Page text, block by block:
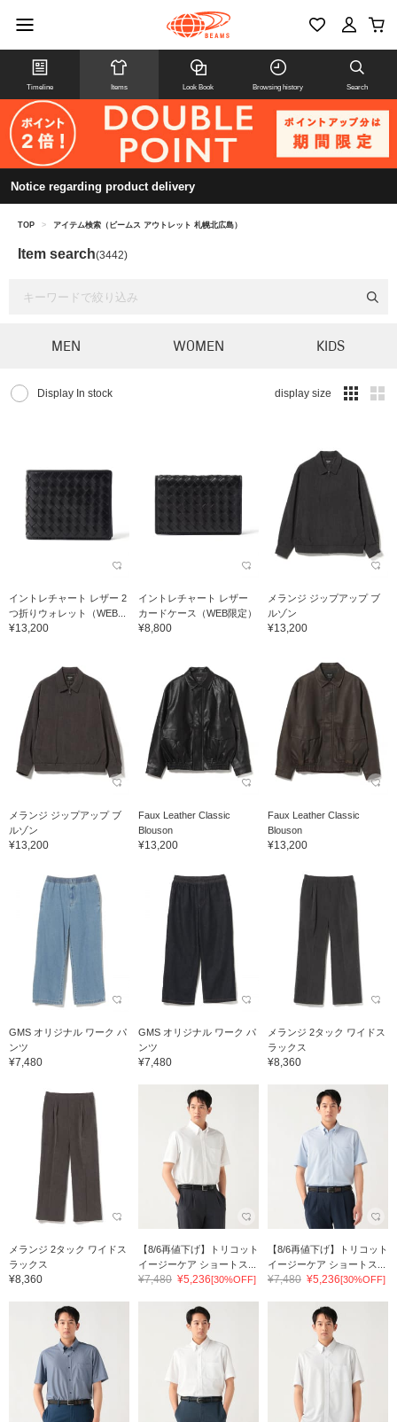
Timeline Items Look Book Browsing history Search
Notice regarding product delivery
TOP > アイテム検索（ビームス アウトレット 札幌北広島）
Item search(3442)
MEN WOMEN KIDS
Display In stock display size
イントレチャート レザー 2
つ折りウォレット（WEB...
¥13,200
イントレチャート レザー
カードケース（WEB限定）
¥8,800
メランジ ジップアップ ブ
ルゾン
¥13,200
メランジ ジップアップ ブ
ルゾン
¥13,200
Faux Leather Classic
Blouson
¥13,200
Faux Leather Classic
Blouson
¥13,200
GMS オリジナル ワーク パ
ンツ
¥7,480
GMS オリジナル ワーク パ
ンツ
¥7,480
メランジ 2タック ワイドス
ラックス
¥8,360
メランジ 2タック ワイドス
ラックス
¥8,360
【8/6再値下げ】トリコット
イージーケア ショートス...
¥7,480 ¥5,236[30%OFF]
【8/6再値下げ】トリコット
イージーケア ショートス...
¥7,480 ¥5,236[30%OFF]